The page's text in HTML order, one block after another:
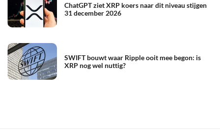
ChatGPT ziet XRP koers naar dit niveau stijgen
31 december 2026
SWIFT bouwt waar Ripple ooit mee begon: is
XRP nog wel nuttig?